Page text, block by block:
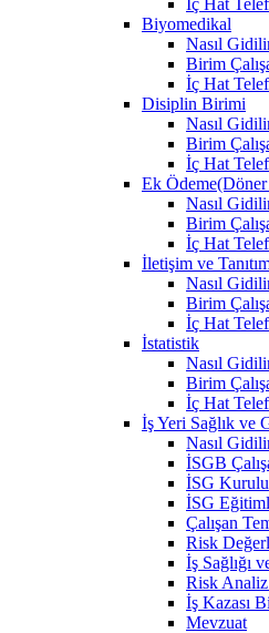
Biyomedikal
Nasıl
Birim
İç Hat
Disiplin Birimi
Nasıl
Birim
İç Hat
Ek
Nasıl
Birim
İç Hat
İletişim ve
Nasıl
Birim
İç Hat
İstatistik
Nasıl
Birim
İç Hat
İş Yeri Sağlık ve
Nasıl
İSGB
İSG Kurulu
İSG
Çalışan
Risk
İş Sağlığı
Risk
İş Kazası
Mevzuat